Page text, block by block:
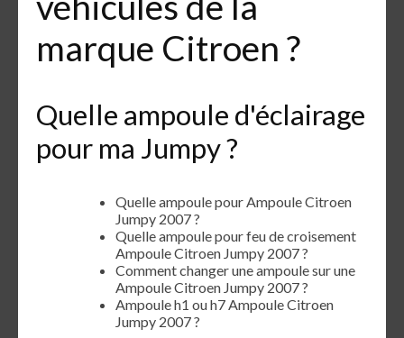
marque Citroen ?
Quelle ampoule d'éclairage
pour ma Jumpy ?
Quelle ampoule pour Ampoule Citroen
Jumpy 2007 ?
Quelle ampoule pour feu de croisement
Ampoule Citroen Jumpy 2007 ?
Comment changer une ampoule sur une
Ampoule Citroen Jumpy 2007 ?
Ampoule h1 ou h7 Ampoule Citroen
Jumpy 2007 ?